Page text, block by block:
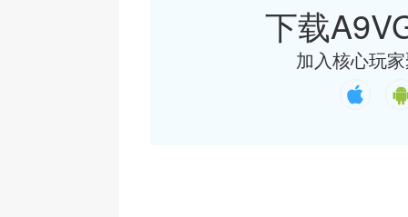
下载
加入核心玩